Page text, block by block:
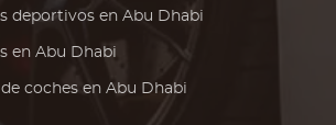
deportivos en Abu Dhabi
en Abu Dhabi
coches en Abu Dhabi